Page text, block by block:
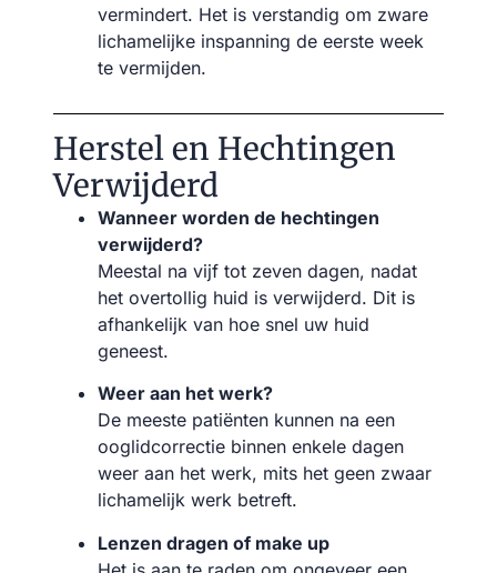
vermindert. Het is verstandig om zware
lichamelijke inspanning de eerste week
te vermijden.
Herstel en Hechtingen
Verwijderd
Wanneer worden de hechtingen
verwijderd?
Meestal na vijf tot zeven dagen, nadat
het overtollig huid is verwijderd. Dit is
afhankelijk van hoe snel uw huid
geneest.
Weer aan het werk?
De meeste patiënten kunnen na een
ooglidcorrectie binnen enkele dagen
weer aan het werk, mits het geen zwaar
lichamelijk werk betreft.
Lenzen dragen of make up